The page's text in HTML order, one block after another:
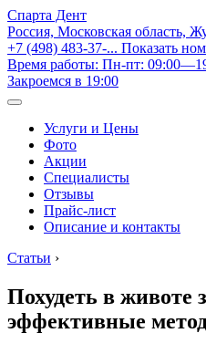
Спарта Дент
Россия, Московская область,
+7 (498) 483-37-... Показать
Время работы: Пн-пт:
Закроемся в 19:00
Услуги и Цены
Фото
Акции
Специалисты
Отзывы
Прайс-лист
Описание и контакты
Статьи ›
Похудеть в животе
эффективные